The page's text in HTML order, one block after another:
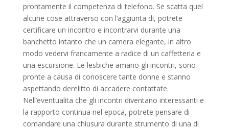
prontamente il competenza di telefono. Se scatta quel
alcune cose attraverso con l’aggiunta di, potrete
certificare un incontro e incontrarvi durante una
banchetto intanto che un camera elegante, in altro
modo vedervi francamente a radice di un caffetteria e
una escursione. Le lesbiche amano gli incontri, sono
pronte a causa di conoscere tante donne e stanno
aspettando derelitto di accadere contattate.
Nell’eventualita che gli incontri diventano interessanti e
la rapporto continua nel epoca, potrete pensare di
comandare una chiusura durante strumento di una di